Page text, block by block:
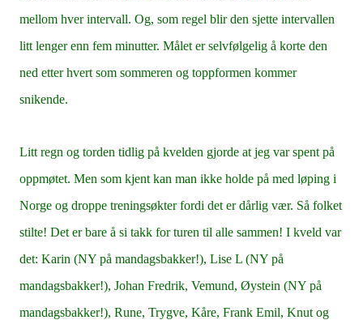
mellom hver intervall. Og, som regel blir den sjette intervallen
litt lenger enn fem minutter. Målet er selvfølgelig å korte den
ned etter hvert som sommeren og toppformen kommer
snikende.
Litt regn og torden tidlig på kvelden gjorde at jeg var spent på
oppmøtet. Men som kjent kan man ikke holde på med løping i
Norge og droppe treningsøkter fordi det er dårlig vær. Så folket
stilte! Det er bare å si takk for turen til alle sammen! I kveld var
det: Karin (NY på mandagsbakker!), Lise L (NY på
mandagsbakker!), Johan Fredrik, Vemund, Øystein (NY på
mandagsbakker!), Rune, Trygve, Kåre, Frank Emil, Knut og